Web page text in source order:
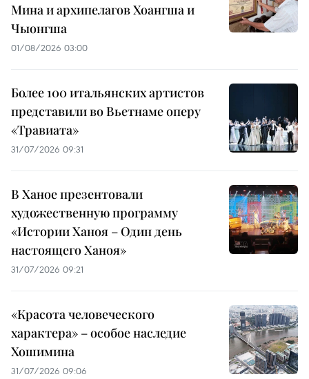
Мина и архипелагов Хоангша и
Чыонгша
01/08/2026 03:00
Более 100 итальянских артистов
представили во Вьетнаме оперу
«Травиата»
31/07/2026 09:31
В Ханое презентовали
художественную программу
«Истории Ханоя – Один день
настоящего Ханоя»
31/07/2026 09:21
«Красота человеческого
характера» – особое наследие
Хошимина
31/07/2026 09:06